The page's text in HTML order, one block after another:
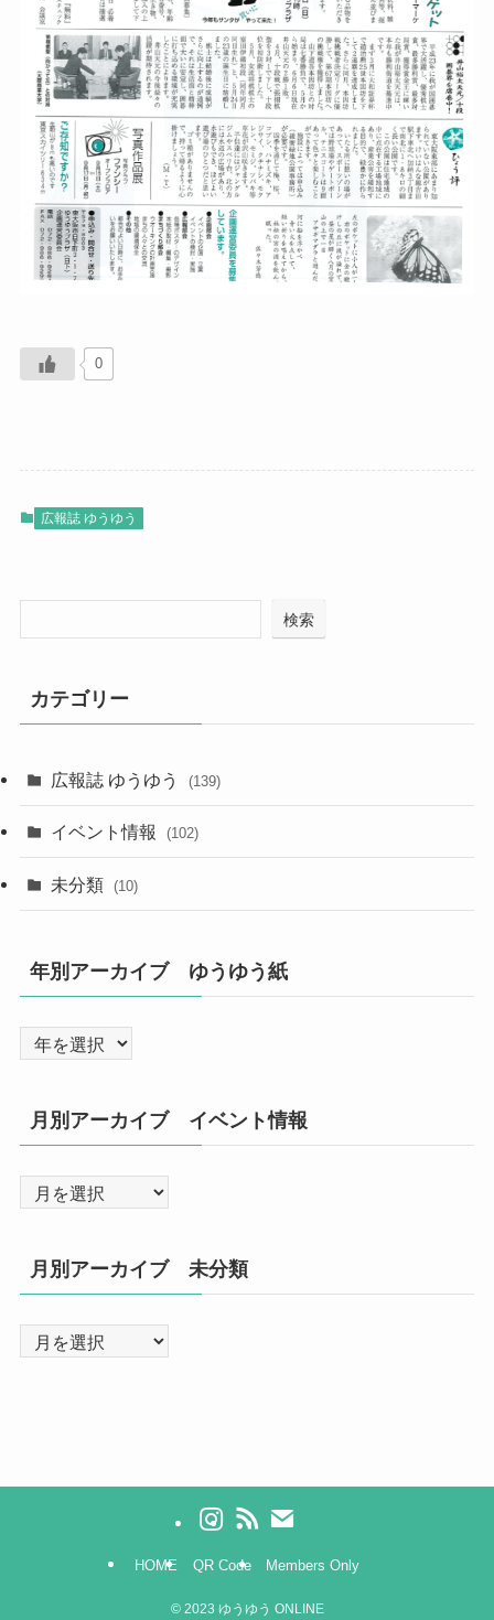
0
広報誌 ゆうゆう
検索
カテゴリー
広報誌 ゆうゆう (139)
イベント情報 (102)
未分類 (10)
年別アーカイブ ゆうゆう紙
月別アーカイブ イベント情報
月別アーカイブ 未分類
HOME QR Code Members Only
©2023 ゆうゆう ONLINE